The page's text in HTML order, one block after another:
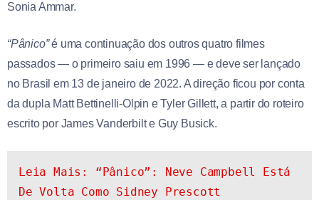
Sonia Ammar.
“Pânico”é uma continuação dos outros quatro filmes
passados — o primeiro saiu em 1996 — e deve ser lançado
no Brasil em 13 de janeiro de 2022. A direção ficou por conta
da dupla Matt Bettinelli-Olpin e Tyler Gillett, a partir do roteiro
escrito por James Vanderbilt e Guy Busick.
Leia Mais: “Pânico”: Neve Campbell Está
De Volta Como Sidney Prescott